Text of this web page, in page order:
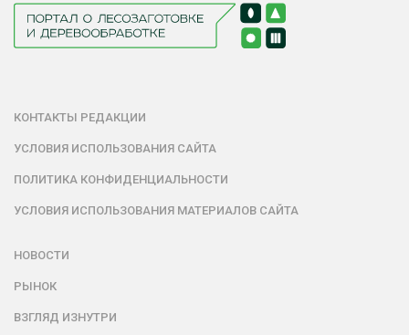
КОНТАКТЫ РЕДАКЦИИ
УСЛОВИЯ ИСПОЛЬЗОВАНИЯ САЙТА
ПОЛИТИКА КОНФИДЕНЦИАЛЬНОСТИ
УСЛОВИЯ ИСПОЛЬЗОВАНИЯ МАТЕРИАЛОВ САЙТА
НОВОСТИ
РЫНОК
ВЗГЛЯД ИЗНУТРИ